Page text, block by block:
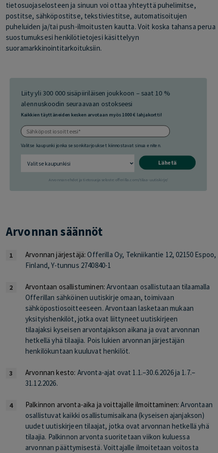
tietosuojaselosteen ja sinuun voi ottaa yhteyttä puhelimitse,
postitse, sähköpostitse, tekstiviestitse, automatisoitujen
puheluiden ja/tai push-ilmoitusten kautta. Voit koska tahansa perua
suostumuksesi henkilötietojesi käsittelyyn
suoramarkkinointitarkoituksiin.
Lähetä
Valitse kaupunki jonka sesonkitarjoukset kiinnostavat sinua eniten.
Liity yli 300 000 sisäpiiriläisen joukkoon – saat 10 %
alennuskoodin seuraavaan ostokseesi
Kaikkien täyttäneiden kesken arvotaan myös 1000 € lahjakortti!
Arvonnan ehdot ja tietosuojaseloste: offerilla.com/tilaa-uutiskirje/
Arvonnan säännöt
Arvonnan järjestäjä: Offerilla Oy, Tekniikantie 12, 02150 Espoo,
Finland, Y-tunnus 2740840-1
Arvontaan osallistuminen: Arvontaan osallistutaan tilaamalla
Offerillan sähköinen uutiskirje omaan, toimivaan
sähköpostiosoitteeseen. Arvontaan lasketaan mukaan
yksityishenkilöt, jotka ovat liittyneet uutiskirjeen
tilaajaksi kyseisen arvontajakson aikana ja ovat arvonnan
hetkellä yhä tilaajia. Pois lukien arvonnan järjestäjän
henkilökuntaan kuuluvat henkilöt.
Arvonnan kesto: Arvonta-ajat ovat 1.1.–30.6.2026 ja 1.7.–
31.12.2026.
Palkinnon arvonta-aika ja voittajalle ilmoittaminen: Arvontaan
osallistuvat kaikki osallistumisaikana (kyseisen ajanjakson)
uudet uutiskirjeen tilaajat, jotka ovat arvonnan hetkellä yhä
tilaajia. Palkinnon arvonta suoritetaan viikon kuluessa
arvonnan päättymisestä. Voittajalle ilmoitetaan voitosta